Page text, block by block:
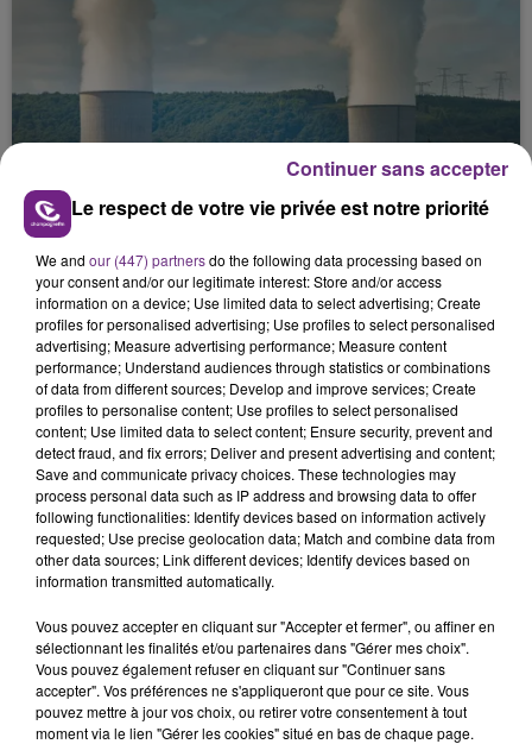
LA CENTRALE NUCLÉAIRE DE CHOOZ
TOUJOURS À L'ARRÊT
Cela fait déjà une semaine que la centrale
nucléaire ardennaise est à l'arrêt. Une situation
justifiée par la sécheresse intense qui est toujours
présente.
LE MAGASIN JOUÉCLUB DE REIMS FERME
SES PORTES
C'était l'une des institutions du centre-ville
rémois. Le magasin JouéClub est contraint de
fermer ses portes.
TITRES DIFFUSÉS
15h39
15h39 15h36
15h36
Le respect de votre vie privée est notre priorité
We and our (447) partnersdo the following data processing based on
your consent and/or our legitimate interest: Store and/or access
information on a device; Use limited data to select advertising; Create
profiles for personalised advertising; Use profiles to select personalised
advertising; Measure advertising performance; Measure content
performance; Understand audiences through statistics or combinations
of data from different sources; Develop and improve services; Create
profiles to personalise content; Use profiles to select personalised
content; Use limited data to select content; Ensure security, prevent and
detect fraud, and fix errors; Deliver and present advertising and content;
Save and communicate privacy choices. These technologies may
process personal data such as IP address and browsing data to offer
following functionalities: Identify devices based on information actively
requested; Use precise geolocation data; Match and combine data from
other data sources; Link different devices; Identify devices based on
information transmitted automatically.
Vous pouvez accepter en cliquant sur "Accepter et fermer", ou affiner en
sélectionnant les finalités et/ou partenaires dans "Gérer mes choix".
Vous pouvez également refuser en cliquant sur "Continuer sans
accepter". Vos préférences ne s'appliqueront que pour ce site. Vous
pouvez mettre à jour vos choix, ou retirer votre consentement à tout
moment via le lien "Gérer les cookies" situé en bas de chaque page.
Continuer sans accepter